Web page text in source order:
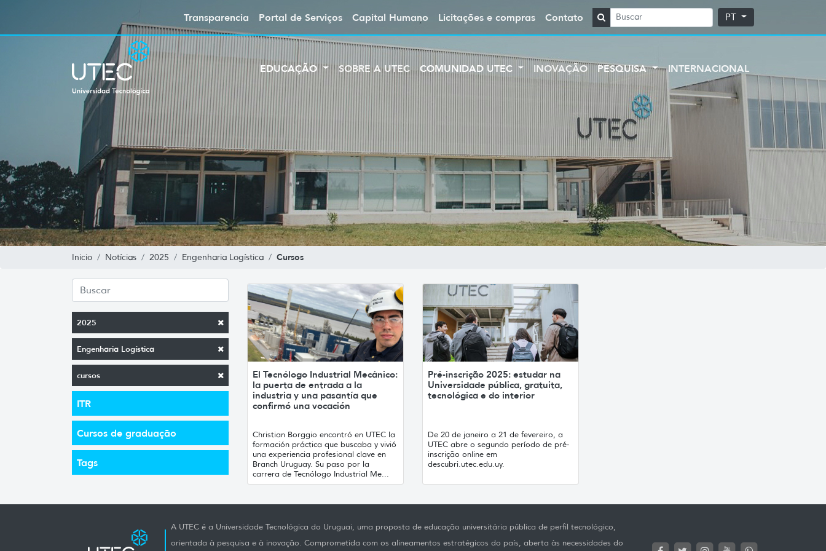
Transparencia Portal de Serviços Capital Humano Licitações e compras Contato PT
EDUCAÇÃO SOBRE A UTEC COMUNIDAD UTEC INOVAÇÃO PESQUISA INTERNACIONAL
Inicio Notícias 2025 Engenharia Logística Cursos
2025
Engenharia Logística
cursos
ITR
Cursos de graduação
Tags
El Tecnólogo Industrial Mecánico:
la puerta de entrada a la
industria y una pasantía que
confirmó una vocación
Christian Borggio encontró en UTEC la
formación práctica que buscaba y vivió
una experiencia profesional clave en
Branch Uruguay. Su paso por la
carrera de Tecnólogo Industrial Me...
Pré-inscrição 2025: estudar na
Universidade pública, gratuita,
tecnológica e do interior
De 20 de janeiro a 21 de fevereiro, a
UTEC abre o segundo período de pré-
inscrição online em
descubri.utec.edu.uy.
A UTEC é a Universidade Tecnológica do Uruguai, uma proposta de educação universitária pública de perfil tecnológico,
orientada à pesquisa e à inovação. Comprometida com os alineamentos estratégicos do país, aberta às necessidades do